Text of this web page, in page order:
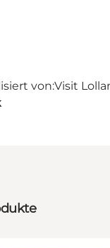
von:Visit